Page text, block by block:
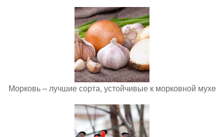
Морковь – лучшие сорта, устойчивые к морковной мухе